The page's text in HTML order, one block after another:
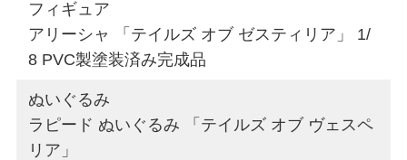
フィギュア
アリーシャ 「テイルズ オブ ゼスティリア」 1/
8 PVC製塗装済み完成品
ぬいぐるみ
ラピード ぬいぐるみ 「テイルズ オブ ヴェスペ
リア」